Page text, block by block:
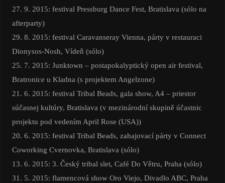
27. 9. 2015: festival Pressburg Dance Fest, Bratislava (sólo na
afterparty)
29. 8. 2015: festival Caravanseray Vienna, párty v restauraci
Dionysos-Nosh, Vídeň (sólo)
25. 7. 2015: Junktown – postapokalyptický open air festival,
Bratronice u Kladna (s projektem Angelzone)
21. 6. 2015: festival Tribal Beads, gala show, A4 – priestor
súčasnej kultúry, Bratislava (v mezinárodní skupině účastnic
projektu pod vedením April Rose (USA))
20. 6. 2015: festival Tribal Beads, zahajovací párty v Connect
Coworking Cvernovka, Bratislava (sólo)
13. 6. 2015: 3. Český tribal slet, Café Do Větru, Praha (sólo)
31. 5. 2015: flamencová show Oro Viejo, Divadlo ABC, Praha